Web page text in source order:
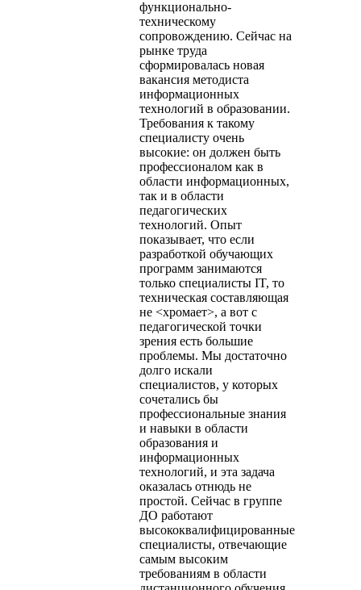
функционально-
техническому
сопровождению. Сейчас на
рынке труда
сформировалась новая
вакансия методиста
информационных
технологий в образовании.
Требования к такому
специалисту очень
высокие: он должен быть
профессионалом как в
области информационных,
так и в области
педагогических
технологий. Опыт
показывает, что если
разработкой обучающих
программ занимаются
только специалисты IT, то
техническая составляющая
не <хромает>, а вот с
педагогической точки
зрения есть большие
проблемы. Мы достаточно
долго искали
специалистов, у которых
сочетались бы
профессиональные знания
и навыки в области
образования и
информационных
технологий, и эта задача
оказалась отнюдь не
простой. Сейчас в группе
ДО работают
высококвалифицированные
специалисты, отвечающие
самым высоким
требованиям в области